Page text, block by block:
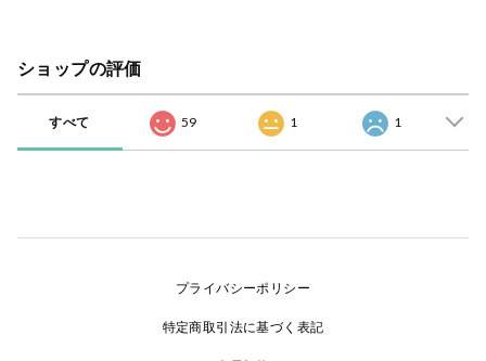
ショップの評価
すべて 59 1 1
プライバシーポリシー
特定商取引法に基づく表記